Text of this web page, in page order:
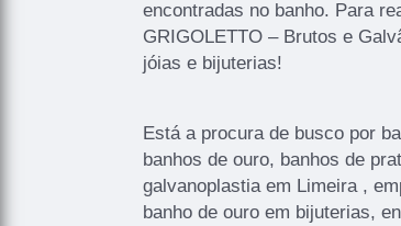
encontradas no banho. Para
GRIGOLETTO – Brutos e
jóias e bijuterias!
Está a procura de busco por
banhos de ouro, banhos de
galvanoplastia em Limeira ,
banho de ouro em bijuterias,